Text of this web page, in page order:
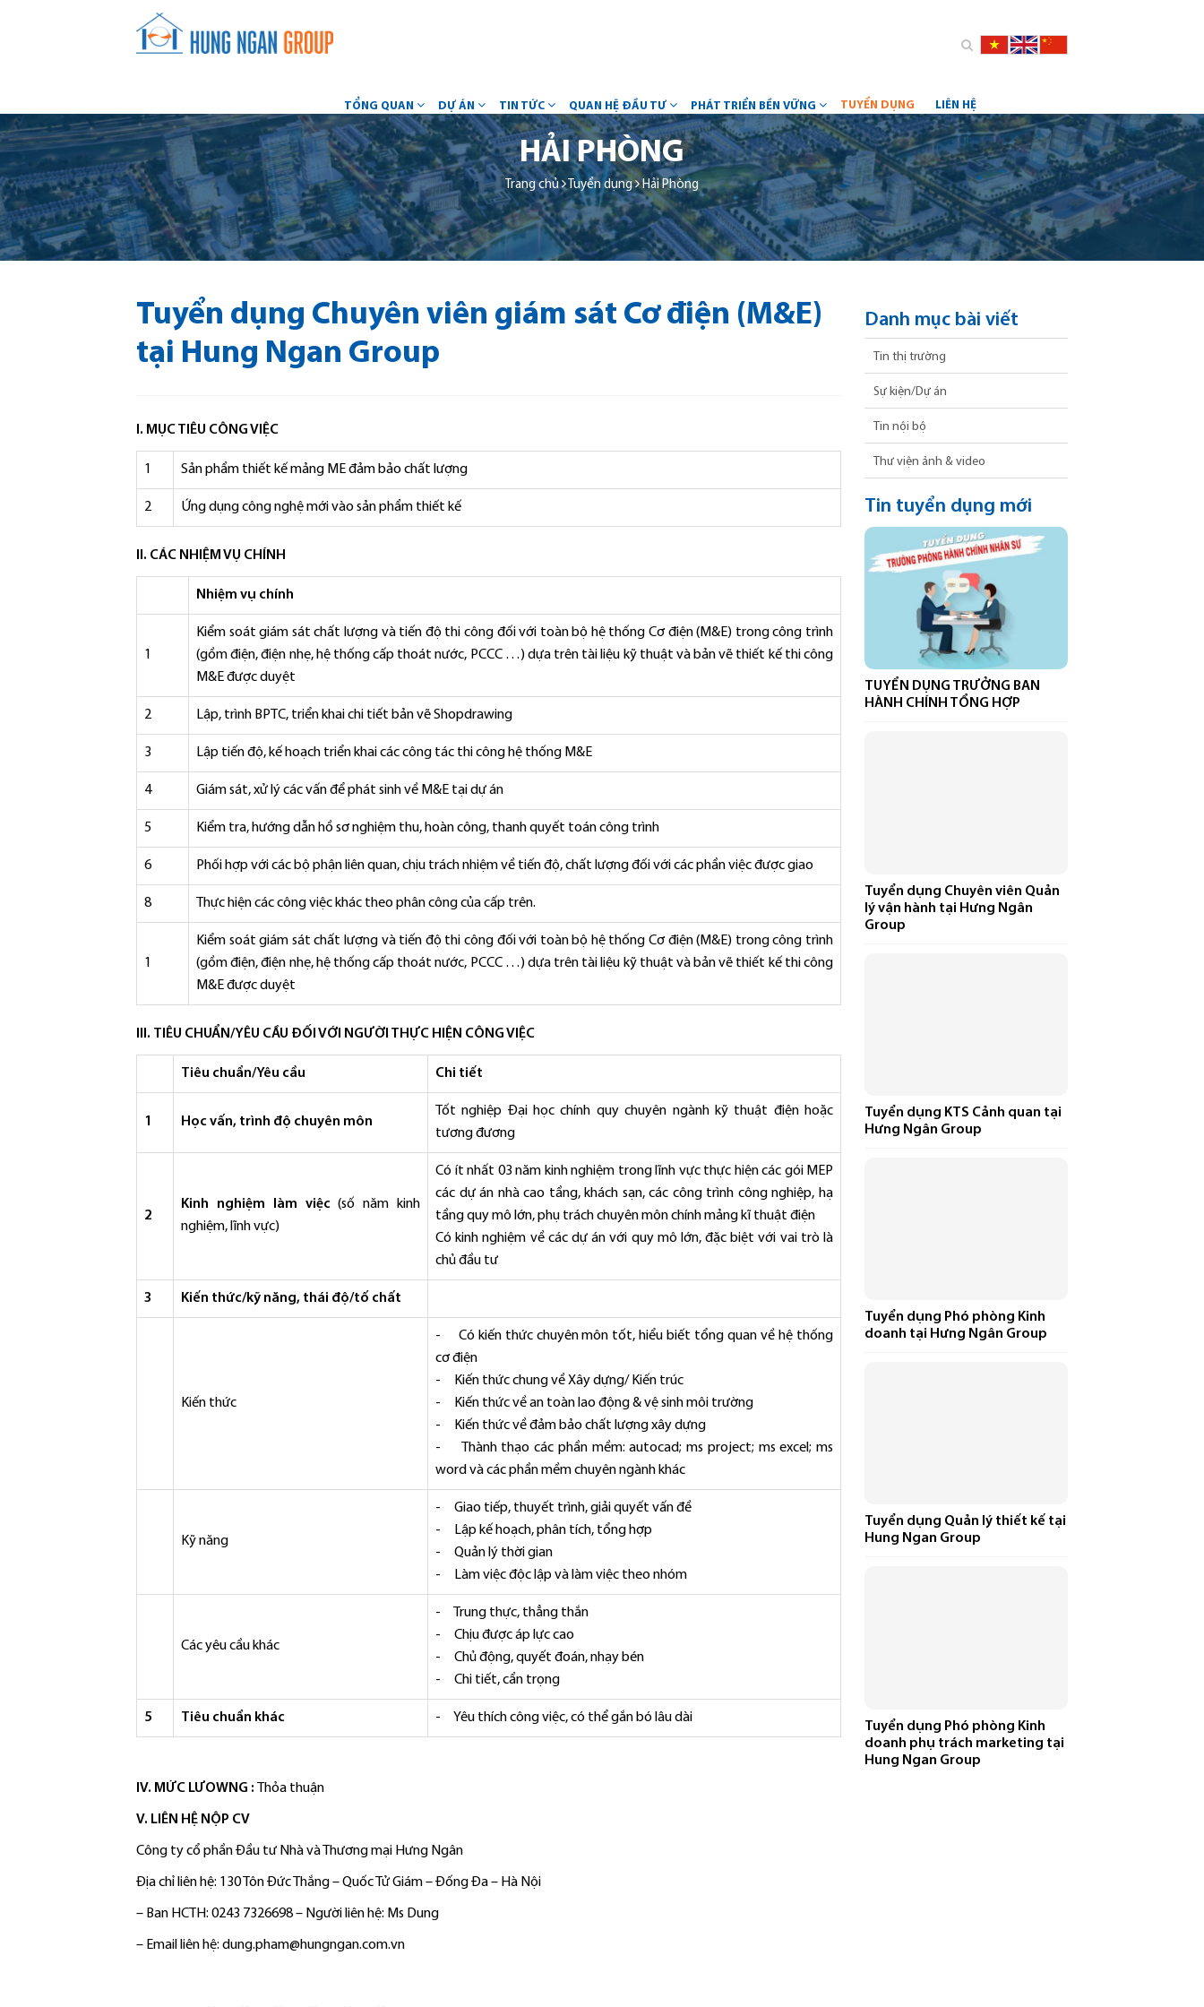
TỔNG QUAN DỰ ÁN TIN TỨC QUAN HỆ ĐẦU TƯ PHÁT TRIỂN BỀN VỮNG TUYỂN DỤNG LIÊN HỆ
HẢI PHÒNG
Trang chủ Tuyển dụng Hải Phòng
Tuyển dụng Chuyên viên giám sát Cơ điện (M&E)
tại Hung Ngan Group
I. MỤC TIÊU CÔNG VIỆC
1 Sản phẩm thiết kế mảng ME đảm bảo chất lượng
2 Ứng dụng công nghệ mới vào sản phẩm thiết kế
II. CÁC NHIỆM VỤ CHÍNH
Nhiệm vụ chính
1
Kiểm soát giám sát chất lượng và tiến độ thi công đối với toàn bộ hệ thống Cơ điện (M&E) trong công trình
(gồm điện, điện nhẹ, hệ thống cấp thoát nước, PCCC …) dựa trên tài liệu kỹ thuật và bản vẽ thiết kế thi công
M&E được duyệt
2 Lập, trình BPTC, triển khai chi tiết bản vẽ Shopdrawing
3 Lập tiến độ, kế hoạch triển khai các công tác thi công hệ thống M&E
4 Giám sát, xử lý các vấn để phát sinh về M&E tại dự án
5 Kiểm tra, hướng dẫn hồ sơ nghiệm thu, hoàn công, thanh quyết toán công trình
6 Phối hợp với các bộ phận liên quan, chịu trách nhiệm về tiến độ, chất lượng đối với các phần việc được giao
8 Thực hiện các công việc khác theo phân công của cấp trên.
1
Kiểm soát giám sát chất lượng và tiến độ thi công đối với toàn bộ hệ thống Cơ điện (M&E) trong công trình
(gồm điện, điện nhẹ, hệ thống cấp thoát nước, PCCC …) dựa trên tài liệu kỹ thuật và bản vẽ thiết kế thi công
M&E được duyệt
III. TIÊU CHUẨN/YÊU CẦU ĐỐI VỚI NGƯỜI THỰC HIỆN CÔNG VIỆC
Tiêu chuẩn/Yêu cầu Chi tiết
1 Học vấn, trình độ chuyên môn
Tốt nghiệp Đại học chính quy chuyên ngành kỹ thuật điện hoặc
tương đương
2
Kinh nghiệm làm việc(số năm kinh
nghiệm, lĩnh vực)
Có ít nhất 03 năm kinh nghiệm trong lĩnh vực thực hiện các gói MEP
các dự án nhà cao tầng, khách sạn, các công trình công nghiệp, hạ
tầng quy mô lớn, phụ trách chuyên môn chính mảng kĩ thuật điện
Có kinh nghiệm về các dự án với quy mô lớn, đặc biệt với vai trò là
chủ đầu tư
3 Kiến thức/kỹ năng, thái độ/tố chất
Kiến thức
- Có kiến thức chuyên môn tốt, hiểu biết tổng quan về hệ thống
cơ điện
- Kiến thức chung về Xây dựng/ Kiến trúc
- Kiến thức về an toàn lao động & vệ sinh môi trường
- Kiến thức về đảm bảo chất lượng xây dựng
- Thành thạo các phần mềm: autocad; ms project; ms excel; ms
word và các phần mềm chuyên ngành khác
Kỹ năng
- Giao tiếp, thuyết trình, giải quyết vấn đề
- Lập kế hoạch, phân tích, tổng hợp
- Quản lý thời gian
- Làm việc độc lập và làm việc theo nhóm
Các yêu cầu khác
- Trung thực, thẳng thắn
- Chịu được áp lực cao
- Chủ động, quyết đoán, nhạy bén
- Chi tiết, cẩn trọng
5 Tiêu chuẩn khác - Yêu thích công việc, có thể gắn bó lâu dài
IV. MỨC LƯOWNG : Thỏa thuận
V. LIÊN HỆ NỘP CV
Công ty cổ phần Đầu tư Nhà và Thương mại Hưng Ngân
Địa chỉ liên hệ: 130 Tôn Đức Thắng – Quốc Tử Giám – Đống Đa – Hà Nội
– Ban HCTH: 0243 7326698 – Người liên hệ: Ms Dung
– Email liên hệ: dung.pham@hungngan.com.vn
Danh mục bài viết
Tin thị trường
Sự kiện/Dự án
Tin nội bộ
Thư viện ảnh & video
Tin tuyển dụng mới
TUYỂN DỤNG TRƯỞNG BAN
HÀNH CHÍNH TỔNG HỢP
Tuyển dụng Chuyên viên Quản
lý vận hành tại Hưng Ngân
Group
Tuyển dụng KTS Cảnh quan tại
Hưng Ngân Group
Tuyển dụng Phó phòng Kinh
doanh tại Hưng Ngân Group
Tuyển dụng Quản lý thiết kế tại
Hung Ngan Group
Tuyển dụng Phó phòng Kinh
doanh phụ trách marketing tại
Hung Ngan Group